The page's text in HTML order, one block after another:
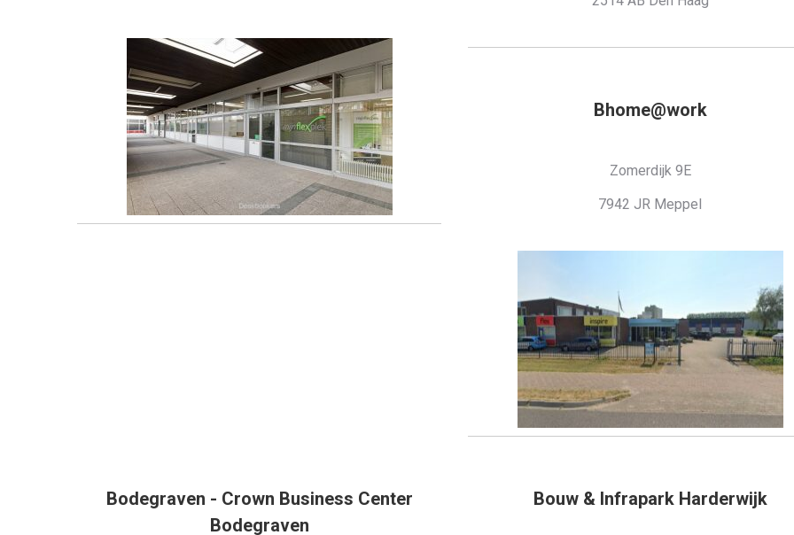
Bhome@work
Zomerdijk 9E
7942 JR Meppel
Bodegraven - Crown Business Center
Bodegraven
Bouw & Infrapark Harderwijk